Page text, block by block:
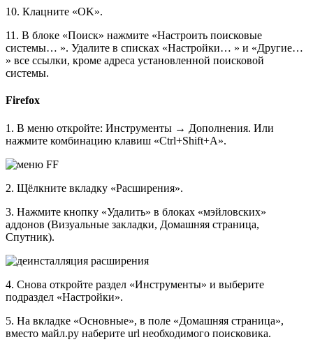
10. Клацните «OK».
11. В блоке «Поиск» нажмите «Настроить поисковые
системы… ». Удалите в списках «Настройки… » и «Другие…
» все ссылки, кроме адреса установленной поисковой
системы.
Firefox
1. В меню откройте: Инструменты → Дополнения. Или
нажмите комбинацию клавиш «Ctrl+Shift+A».
2. Щёлкните вкладку «Расширения».
3. Нажмите кнопку «Удалить» в блоках «мэйловских»
аддонов (Визуальные закладки, Домашняя страница,
Спутник).
4. Снова откройте раздел «Инструменты» и выберите
подраздел «Настройки».
5. На вкладке «Основные», в поле «Домашняя страница»,
вместо майл.ру наберите url необходимого поисковика.